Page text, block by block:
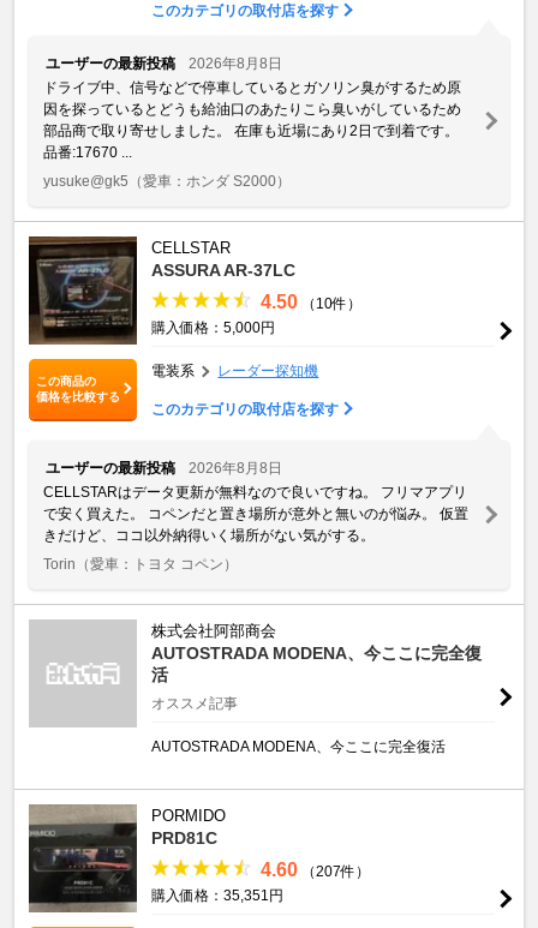
このカテゴリの取付店を探す
ユーザーの最新投稿
2026年8月8日
ドライブ中、信号などで停車しているとガソリン臭がするため原
因を探っているとどうも給油口のあたりこら臭いがしているため
部品商で取り寄せしました。 在庫も近場にあり2日で到着です。
品番:17670 ...
yusuke@gk5 （愛車：ホンダ S2000）
この商品の
価格を比較する
CELLSTAR
ASSURA ‎AR-37LC
4.50
（10件）
購入価格：5,000円
電装系 レーダー探知機
このカテゴリの取付店を探す
ユーザーの最新投稿
2026年8月8日
CELLSTARはデータ更新が無料なので良いですね。 フリマアプリ
で安く買えた。 コペンだと置き場所が意外と無いのが悩み。 仮置
きだけど、ココ以外納得いく場所がない気がする。
Torin （愛車：トヨタ コペン）
株式会社阿部商会
AUTOSTRADA MODENA、今ここに完全復
活
オススメ記事
AUTOSTRADA MODENA、今ここに完全復活
PORMIDO
PRD81C
4.60
（207件）
購入価格：35,351円